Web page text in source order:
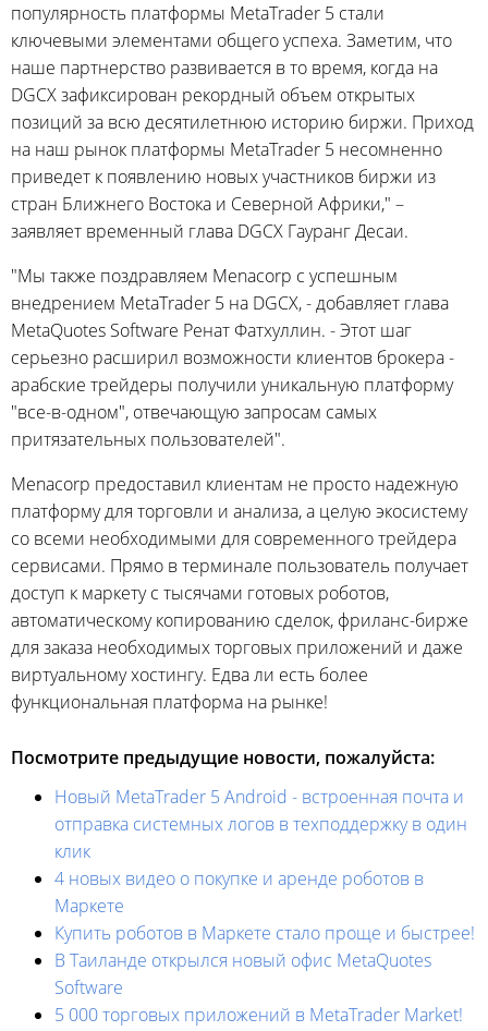
популярность платформы MetaTrader 5 стали
ключевыми элементами общего успеха. Заметим, что
наше партнерство развивается в то время, когда на
DGCX зафиксирован рекордный объем открытых
позиций за всю десятилетнюю историю биржи. Приход
на наш рынок платформы MetaTrader 5 несомненно
приведет к появлению новых участников биржи из
стран Ближнего Востока и Северной Африки," –
заявляет временный глава DGCX Гауранг Десаи.
"Мы также поздравляем Menacorp с успешным
внедрением MetaTrader 5 на DGCX, - добавляет глава
MetaQuotes Software Ренат Фатхуллин. - Этот шаг
серьезно расширил возможности клиентов брокера -
арабские трейдеры получили уникальную платформу
"все-в-одном", отвечающую запросам самых
притязательных пользователей".
Menacorp предоставил клиентам не просто надежную
платформу для торговли и анализа, а целую экосистему
со всеми необходимыми для современного трейдера
сервисами. Прямо в терминале пользователь получает
доступ к маркету с тысячами готовых роботов,
автоматическому копированию сделок, фриланс-бирже
для заказа необходимых торговых приложений и даже
виртуальному хостингу. Едва ли есть более
функциональная платформа на рынке!
Посмотрите предыдущие новости, пожалуйста:
Новый MetaTrader 5 Android - встроенная почта и
отправка системных логов в техподдержку в один
клик
4 новых видео о покупке и аренде роботов в
Маркете
Купить роботов в Маркете стало проще и быстрее!
В Таиланде открылся новый офис MetaQuotes
Software
5 000 торговых приложений в MetaTrader Market!